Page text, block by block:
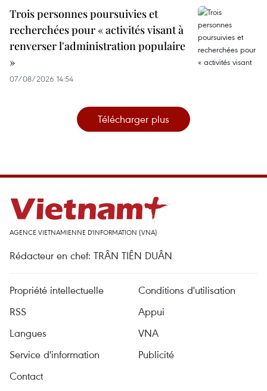
Trois personnes poursuivies et
recherchées pour « activités visant à
renverser l'administration populaire
»
07/08/2026 14:54
Télécharger plus
AGENCE VIETNAMIENNE D'INFORMATION (VNA)
Rédacteur en chef: TRÂN TIÊN DUÂN
Propriété intellectuelle
Conditions d'utilisation
RSS
Appui
Langues
VNA
Service d'information
Publicité
Contact